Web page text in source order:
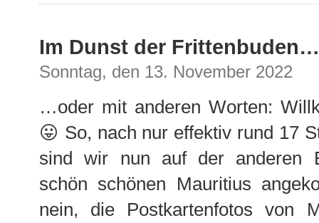
Im Dunst der Frittenbuden…
Sonntag, den 13. November 2022
…oder mit anderen Worten:
😛 So, nach nur effektiv rund 17
sind wir nun auf der anderen
schön schönen Mauritius
nein, die Postkartenfotos von